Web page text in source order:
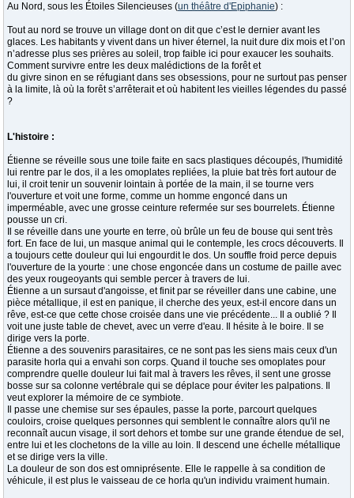
Au Nord, sous les Étoiles Silencieuses (un théâtre d'Epiphanie) :
Tout au nord se trouve un village dont on dit que c’est le dernier avant les
glaces. Les habitants y vivent dans un hiver éternel, la nuit dure dix mois et l’on
n’adresse plus ses prières au soleil, trop faible ici pour exaucer les souhaits.
Comment survivre entre les deux malédictions de la forêt et
du givre sinon en se réfugiant dans ses obsessions, pour ne surtout pas penser
à la limite, là où la forêt s’arrêterait et où habitent les vieilles légendes du passé
?
L'histoire :
Étienne se réveille sous une toile faite en sacs plastiques découpés, l'humidité
lui rentre par le dos, il a les omoplates repliées, la pluie bat très fort autour de
lui, il croit tenir un souvenir lointain à portée de la main, il se tourne vers
l'ouverture et voit une forme, comme un homme engoncé dans un
imperméable, avec une grosse ceinture refermée sur ses bourrelets. Étienne
pousse un cri.
Il se réveille dans une yourte en terre, où brûle un feu de bouse qui sent très
fort. En face de lui, un masque animal qui le contemple, les crocs découverts. Il
a toujours cette douleur qui lui engourdit le dos. Un souffle froid perce depuis
l'ouverture de la yourte : une chose engoncée dans un costume de paille avec
des yeux rougeoyants qui semble percer à travers de lui.
Étienne a un sursaut d'angoisse, et finit par se réveiller dans une cabine, une
pièce métallique, il est en panique, il cherche des yeux, est-il encore dans un
rêve, est-ce que cette chose croisée dans une vie précédente... Il a oublié ? Il
voit une juste table de chevet, avec un verre d'eau. Il hésite à le boire. Il se
dirige vers la porte.
Étienne a des souvenirs parasitaires, ce ne sont pas les siens mais ceux d'un
parasite horla qui a envahi son corps. Quand il touche ses omoplates pour
comprendre quelle douleur lui fait mal à travers les rêves, il sent une grosse
bosse sur sa colonne vertébrale qui se déplace pour éviter les palpations. Il
veut explorer la mémoire de ce symbiote.
Il passe une chemise sur ses épaules, passe la porte, parcourt quelques
couloirs, croise quelques personnes qui semblent le connaître alors qu'il ne
reconnaît aucun visage, il sort dehors et tombe sur une grande étendue de sel,
entre lui et les clochetons de la ville au loin. Il descend une échelle métallique
et se dirige vers la ville.
La douleur de son dos est omniprésente. Elle le rappelle à sa condition de
véhicule, il est plus le vaisseau de ce horla qu'un individu vraiment humain.